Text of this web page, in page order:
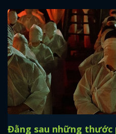
Đằng sau những thước